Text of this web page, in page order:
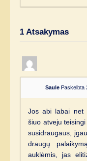
1 Atsakymas
Saule Paskelbta
Jos abi labai net
šiuo atveju
susidraugaus,
draugų
auklėmis, jas